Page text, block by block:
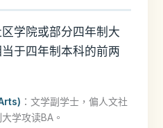
学院或部分四年制大
于四年制本科的前两
：文学副学士，偏人文社
学攻读BA。